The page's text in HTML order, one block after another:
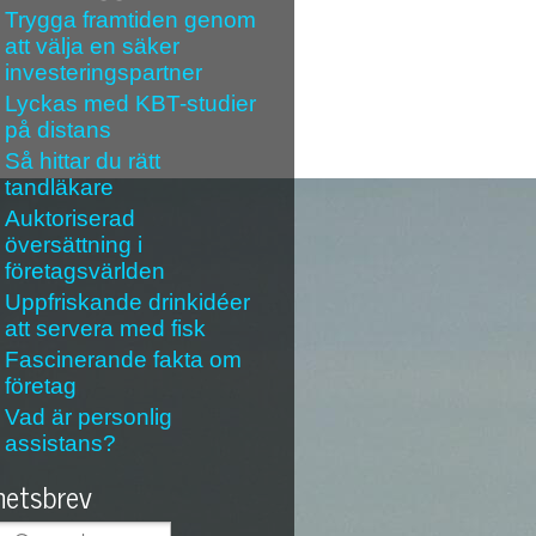
Trygga framtiden genom
att välja en säker
investeringspartner
Lyckas med KBT-studier
på distans
Så hittar du rätt
tandläkare
Auktoriserad
översättning i
företagsvärlden
Uppfriskande drinkidéer
att servera med fisk
Fascinerande fakta om
företag
Vad är personlig
assistans?